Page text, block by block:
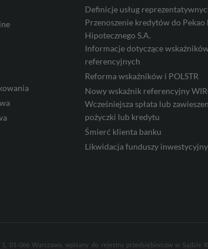
Definicje usług
Przenoszenie kredytów do Pekao
Hipotecznego S.A.
Informacje dotyczące
referencyjnych
Reforma wskaźników i POLSTR
Nowy wskaźnik referencyjny
Wcześniejsza spłata lub
pożyczki lub kredytu
Śmierć klienta banku
Likwidacja funduszy
01-066 Warszawa, wpisany do rejestru przedsiębiorców w Sądzie